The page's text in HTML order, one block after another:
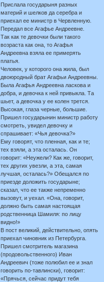
Прислала государыня разных
материй и шелков да серебра и
приехал ее министр в Червленную.
Передал все Агафье Андреевне.
Так как те девочки были такого
возраста как она, то Агафья
Андреевна взяла ее примерять
платья.
Человек, у которого она жила, был
двоюродный брат Агафьи Андреевны.
Была Агафья Андреевна ласкова и
добра, и девочка к ней привыкла. Та
шьет, а девочка у ее колен трется.
Высокая, глаза черные, большие.
Пришел государынин министр работу
смотреть, увидел девочку и
спрашивает: «Чья девочка?»
Ему говорят, что пленная, как и те;
тех взяли, а эта осталась. Он
говорит: «Неужели? Как же, говорит,
тех других увезли, а эта, самая
лучшая, осталась?» Обещался по
приезде доложить государыне;
сказал, что ее также непременно
вызовут, и уехал. «Она, говорит,
должно быть самая настоящая
родственница Шамиля: по лицу
видно!»
В пост великий, действительно, опять
приехал чиновник из Петербурга.
Пришел смотритель магазина
(продовольственного) Иван
Андреевич (тоже полюбил ее и знал
говорить по-тавлински), говорит:
«Прячься, сейчас придут тебя